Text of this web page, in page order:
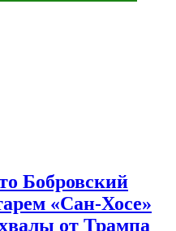
Бобровский
«Сан‑Хосе»
от Трампа